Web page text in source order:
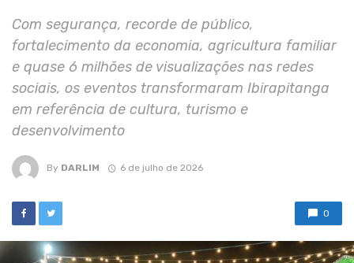
Com segurança, recorde de público,
fortalecimento da economia, agricultura familiar
e quase 6 milhões de visualizações nas redes
sociais, os eventos transformaram Ibirapitanga
em referência de cultura, turismo e
desenvolvimento
By DARLIM 6 de julho de 2026
0